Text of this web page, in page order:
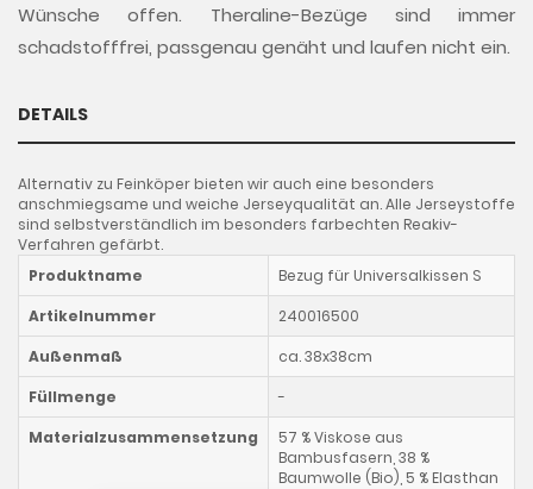
Wünsche offen. Theraline-Bezüge sind immer
schadstofffrei, passgenau genäht und laufen nicht ein.
DETAILS
Alternativ zu Feinköper bieten wir auch eine besonders
anschmiegsame und weiche Jerseyqualität an. Alle Jerseystoffe
sind selbstverständlich im besonders farbechten Reakiv-
Verfahren gefärbt.
Produktname
Bezug für Universalkissen S
Artikelnummer
240016500
Außenmaß
ca. 38x38cm
Füllmenge
-
Materialzusammensetzung
57 % Viskose aus
Bambusfasern, 38 %
Baumwolle (Bio), 5 % Elasthan